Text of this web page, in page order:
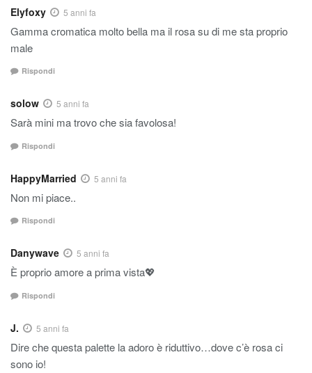
Elyfoxy 5 anni fa
Gamma cromatica molto bella ma il rosa su di me sta proprio
male
Rispondi
solow 5 anni fa
Sarà mini ma trovo che sia favolosa!
Rispondi
HappyMarried 5 anni fa
Non mi piace..
Rispondi
Danywave 5 anni fa
È proprio amore a prima vista💖
Rispondi
J. 5 anni fa
Dire che questa palette la adoro è riduttivo…dove c’è rosa ci
sono io!